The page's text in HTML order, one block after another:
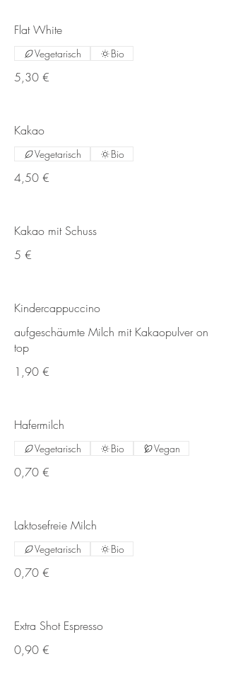
Flat White
5,30 €
Vegetarisch Bio
Kakao
4,50 €
Vegetarisch Bio
Kakao mit Schuss
5 €
Kindercappuccino
aufgeschäumte Milch mit Kakaopulver on
top
1,90 €
Hafermilch
0,70 €
Vegetarisch Bio Vegan
Laktosefreie Milch
0,70 €
Vegetarisch Bio
Extra Shot Espresso
0,90 €